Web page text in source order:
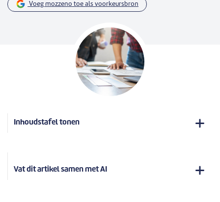
Voeg mozzeno toe als voorkeursbron
Inhoudstafel tonen
Vat dit artikel samen met AI